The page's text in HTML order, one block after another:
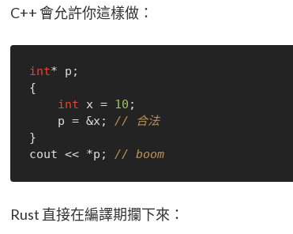
C++ 會允許你這樣做：
int* p;
{
int x = 10 ;
    p = &x;
// 合法
}
cout << *p; // boom
Rust 直接在編譯期攔下來：